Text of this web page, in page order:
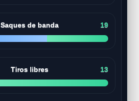
Saques de banda 19
Tiros libres 13